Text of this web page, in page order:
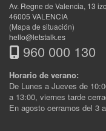
Av. Regne de Valencia, 13
46005 VALENCIA
(Mapa de situación)
hello@letstalk.es
960 000 130
Horario de verano:
De Lunes a Jueves de
a 13:00, viernes tarde
En agosto cerramos del 3